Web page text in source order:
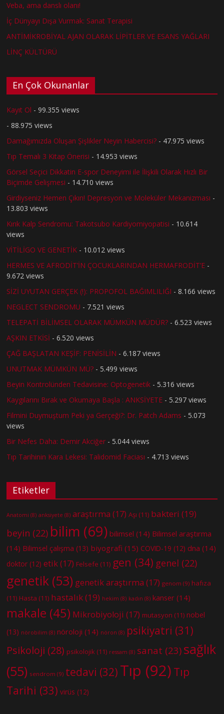
Veba, ama danslı olanı!
İç Dünyayı Dışa Vurmak: Sanat Terapisi
ANTİMİKROBİYAL AJAN OLARAK LİPİTLER VE ESANS YAĞLARI
LİNÇ KÜLTÜRÜ
En Çok Okunanlar
Kayıt Ol - 99.355 views
- 88.975 views
Damağımızda Oluşan Şişlikler Neyin Habercisi? - 47.975 views
Tıp Temalı 3 Kitap Önerisi - 14.953 views
Görsel Seçici Dikkatin E-spor Deneyimi ile İlişkili Olarak Hızlı Bir
Biçimde Gelişmesi - 14.710 views
Girdiyseniz Hemen Çıkın! Depresyon ve Moleküler Mekanizması -
13.803 views
Kırık Kalp Sendromu: Takotsubo Kardiyomiyopatisi - 10.614
views
VİTİLİGO VE GENETİK - 10.012 views
HERMES VE AFRODİT’İN ÇOCUKLARINDAN HERMAFRODİT’E -
9.672 views
SİZİ UYUTAN GERÇEK (!): PROPOFOL BAĞIMLILIĞI - 8.166 views
NEGLECT SENDROMU - 7.521 views
TELEPATİ BİLİMSEL OLARAK MÜMKÜN MÜDÜR? - 6.523 views
AŞKIN ETKİSİ - 6.520 views
ÇAĞ BAŞLATAN KEŞİF: PENİSİLİN - 6.187 views
UNUTMAK MÜMKÜN MÜ? - 5.499 views
Beyin Kontrolünden Tedavisine: Optogenetik - 5.316 views
Kaygılarını Bırak ve Okumaya Başla : ANKSİYETE - 5.297 views
Filmini Duymuştum Peki ya Gerçeği?: Dr. Patch Adams - 5.073
views
Bir Nefes Daha: Demir Akciğer - 5.044 views
Tıp Tarihinin Kara Lekesi: Talidomid Faciası - 4.713 views
Etiketler
Anatomi (8) anksiyete (8) araştırma (17) Aşı (11) bakteri (19)
beyin (22) bilim (69) bilimsel (14) Bilimsel araştırma
(14) Bilimsel çalışma (13) biyografi (15) COVID-19 (12) dna (14)
doktor (12) etik(17) Felsefe (11) gen (34) genel (22)
genetik (53) genetik araştırma (17) genom (9) hafıza
(11) Hasta (11) hastalık(19) hekim (8) kadın (8) kanser (14)
makale (45) Mikrobiyoloji (17) mutasyon (11) nobel
(13) nörobilim (8) nöroloji (14) nöron (8) psikiyatri (31)
Psikoloji (28) psikolojik (11) ressam (8) sanat (23) sağlık
(55) sendrom (9) tedavi (32) Tıp (92) Tıp
Tarihi (33) virüs (12)